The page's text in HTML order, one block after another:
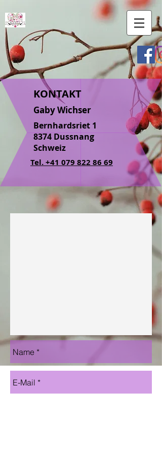
KONTAKT
Bernhardsriet 1
8374 Dussnang
Schweiz
Tel. +41 079 822 86 69
Gaby Wichser